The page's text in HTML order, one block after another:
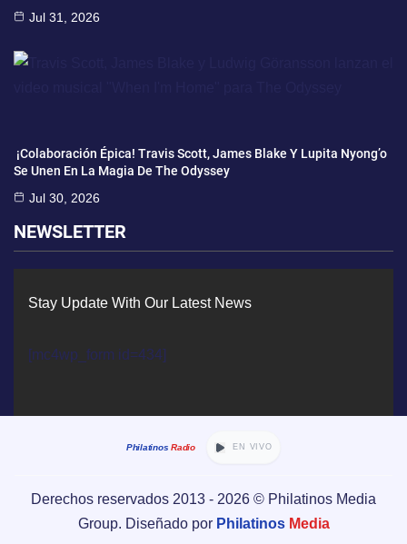
Jul 31, 2026
¡Colaboración Épica! Travis Scott, James Blake Y Lupita Nyong’o
Se Unen En La Magia De The Odyssey
Jul 30, 2026
NEWSLETTER
Stay Update With Our Latest News
[mc4wp_form id=434]
Philatinos Radio EN VIVO
Derechos reservados 2013 - 2026 © Philatinos Media
Group. Diseñado por Philatinos Media